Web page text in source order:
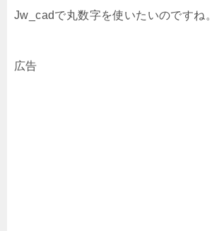
Jw_cadで丸数字を使いたいのですね。
広告